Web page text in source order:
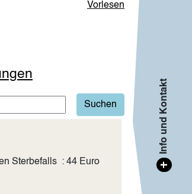
Vorlesen
Sterbefalls : 44 Euro +
Info und Kontakt